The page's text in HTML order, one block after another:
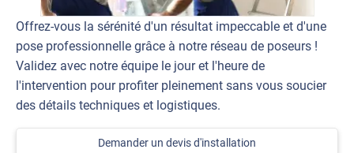
Offrez-vous la sérénité d'un résultat impeccable et d'une
pose professionnelle grâce à notre réseau de poseurs !
Validez avec notre équipe le jour et l'heure de
l'intervention pour profiter pleinement sans vous soucier
des détails techniques et logistiques.
Demander un devis d'installation